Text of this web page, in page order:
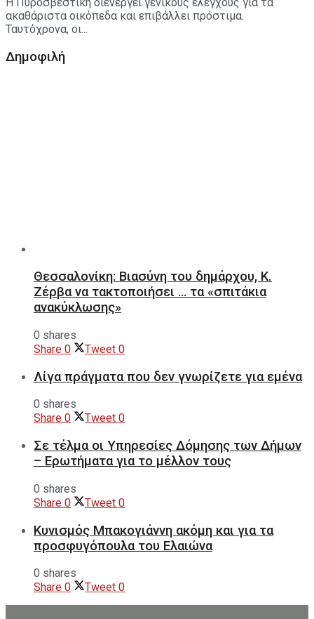
ακαθάριστα οικόπεδα και επιβάλλει πρόστιμα.
Ταυτόχρονα, οι...
Δημοφιλή
Θεσσαλονίκη: Βιασύνη του δημάρχου, Κ.
Ζέρβα να τακτοποιήσει … τα «σπιτάκια
ανακύκλωσης»
0 shares
Share 0 Tweet 0
Λίγα πράγματα που δεν γνωρίζετε για εμένα
0 shares
Share 0 Tweet 0
Σε τέλμα οι Υπηρεσίες Δόμησης των Δήμων
– Ερωτήματα για το μέλλον τους
0 shares
Share 0 Tweet 0
Κυνισμός Μπακογιάννη ακόμη και για τα
προσφυγόπουλα του Ελαιώνα
0 shares
Share 0 Tweet 0